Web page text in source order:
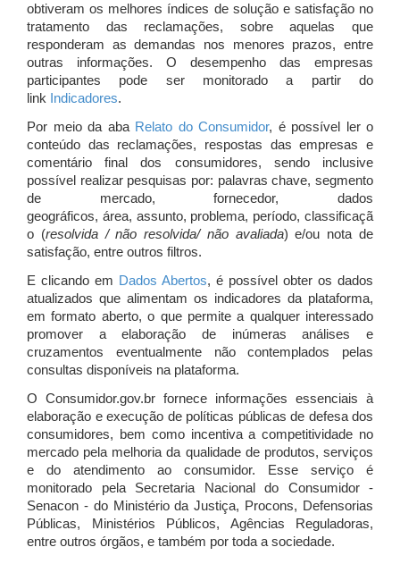
obtiveram os melhores índices de solução e satisfação no
tratamento das reclamações, sobre aquelas que
responderam as demandas nos menores prazos, entre
outras informações. O desempenho das empresas
participantes pode ser monitorado a partir do
link Indicadores.
Por meio da aba Relato do Consumidor, é possível ler o
conteúdo das reclamações, respostas das empresas e
comentário final dos consumidores, sendo inclusive
possível realizar pesquisas por: palavras chave, segmento
de mercado, fornecedor, dados
geográficos, área, assunto, problema, período, classificaçã
o (resolvida / não resolvida/ não avaliada) e/ou nota de
satisfação, entre outros filtros.
E clicando em Dados Abertos, é possível obter os dados
atualizados que alimentam os indicadores da plataforma,
em formato aberto, o que permite a qualquer interessado
promover a elaboração de inúmeras análises e
cruzamentos eventualmente não contemplados pelas
consultas disponíveis na plataforma.
O Consumidor.gov.br fornece informações essenciais à
elaboração e execução de políticas públicas de defesa dos
consumidores, bem como incentiva a competitividade no
mercado pela melhoria da qualidade de produtos, serviços
e do atendimento ao consumidor. Esse serviço é
monitorado pela Secretaria Nacional do Consumidor -
Senacon - do Ministério da Justiça, Procons, Defensorias
Públicas, Ministérios Públicos, Agências Reguladoras,
entre outros órgãos, e também por toda a sociedade.